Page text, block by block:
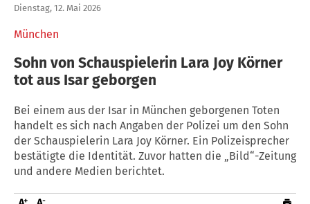
München
Dienstag, 12. Mai 2026
Sohn von Schauspielerin Lara Joy Körner
tot aus Isar geborgen
Bei einem aus der Isar in München geborgenen Toten
handelt es sich nach Angaben der Polizei um den Sohn
der Schauspielerin Lara Joy Körner. Ein Polizeisprecher
bestätigte die Identität. Zuvor hatten die „Bild“-Zeitung
und andere Medien berichtet.